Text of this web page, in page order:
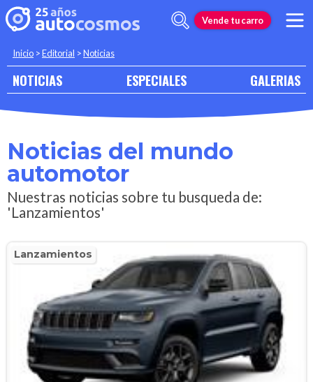
Vende tu carro
Inicio >Editorial >Noticias
NOTICIAS ESPECIALES GALERIAS
Noticias del mundo
automotor
Nuestras noticias sobre tu busqueda de:
'Lanzamientos'
Lanzamientos